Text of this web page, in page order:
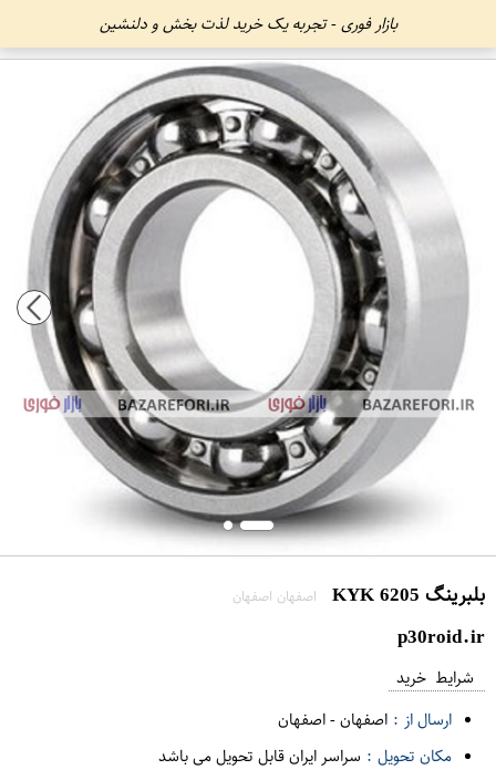
بازار فوری - تجربه یک خرید لذت بخش و دلنشین
بلبرینگ 6205 KYK اصفهان اصفهان
p30roid.ir
شرایط خرید
ارسال از : اصفهان-اصفهان
مکان تحویل : سراسر ایران قابل تحویل می باشد